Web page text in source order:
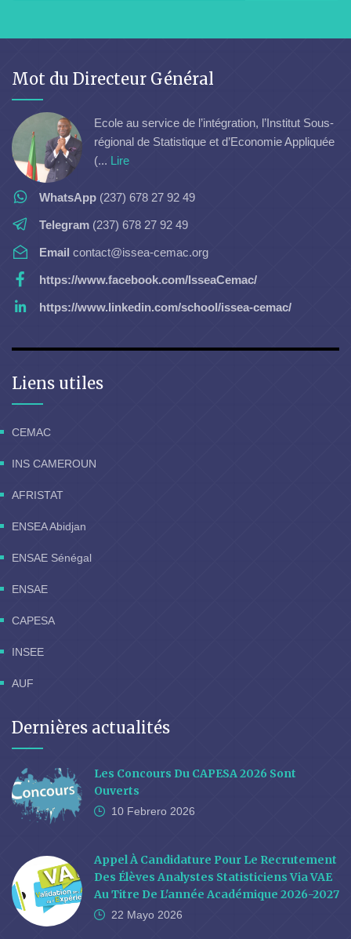
Mot du Directeur Général
Ecole au service de l’intégration, l’Institut Sous-
régional de Statistique et d’Economie Appliquée
(... Lire
WhatsApp (237) 678 27 92 49
Telegram (237) 678 27 92 49
Email contact@issea-cemac.org
https://www.facebook.com/IsseaCemac/
https://www.linkedin.com/school/issea-cemac/
Liens utiles
CEMAC
INS CAMEROUN
AFRISTAT
ENSEA Abidjan
ENSAE Sénégal
ENSAE
CAPESA
INSEE
AUF
Dernières actualités
Les Concours Du CAPESA 2026 Sont
Ouverts
10 Febrero 2026
Appel À Candidature Pour Le Recrutement
Des Élèves Analystes Statisticiens Via VAE
Au Titre De L'année Académique 2026-2027
22 Mayo 2026